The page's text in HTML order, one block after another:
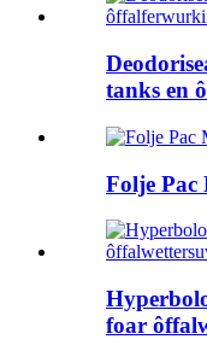
tanks en
Folje Pac
foar